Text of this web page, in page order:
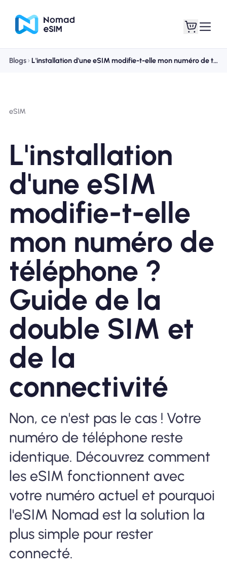
Forfaits
À propos de l'eSIM
Pourquoi Nomad eSIM
Utiliser une eSIM
Pour le business
Blogs L'installation d'une eSIM modifie-t-elle mon numéro de téléphone ? Guide de la double SIM et de la connectivité
eSIM
L'installation
d'une eSIM
modifie-t-elle
mon numéro de
téléphone ?
Guide de la
double SIM et
de la
connectivité
Non, ce n'est pas le cas ! Votre
numéro de téléphone reste
identique. Découvrez comment
les eSIM fonctionnent avec
votre numéro actuel et pourquoi
l'eSIM Nomad est la solution la
plus simple pour rester
connecté.